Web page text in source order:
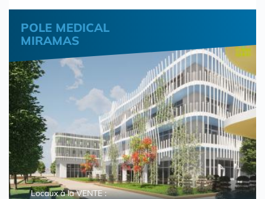
POLE MEDICAL
MIRAMAS
Locaux à la VENTE :